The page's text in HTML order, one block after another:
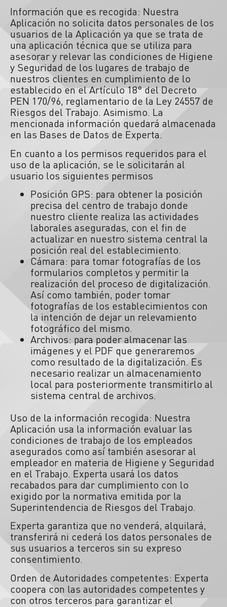
Información que es recogida: Nuestra
Aplicación no solicita datos personales de los
usuarios de la Aplicación ya que se trata de
una aplicación técnica que se utiliza para
asesorar y relevar las condiciones de Higiene
y Seguridad de los lugares de trabajo de
nuestros clientes en cumplimiento de lo
establecido en el Artículo 18° del Decreto
PEN 170/96, reglamentario de la Ley 24557 de
Riesgos del Trabajo. Asimismo. La
mencionada información quedará almacenada
en las Bases de Datos de Experta.
En cuanto a los permisos requeridos para el
uso de la aplicación, se le solicitarán al
usuario los siguientes permisos
Posición GPS: para obtener la posición
precisa del centro de trabajo donde
nuestro cliente realiza las actividades
laborales aseguradas, con el fin de
actualizar en nuestro sistema central la
posición real del establecimiento.
Cámara: para tomar fotografías de los
formularios completos y permitir la
realización del proceso de digitalización.
Así como también, poder tomar
fotografías de los establecimientos con
la intención de dejar un relevamiento
fotográfico del mismo.
Archivos: para poder almacenar las
imágenes y el PDF que generaremos
como resultado de la digitalización. Es
necesario realizar un almacenamiento
local para posteriormente transmitirlo al
sistema central de archivos.
Uso de la información recogida: Nuestra
Aplicación usa la información evaluar las
condiciones de trabajo de los empleados
asegurados como así también asesorar al
empleador en materia de Higiene y Seguridad
en el Trabajo. Experta usará los datos
recabados para dar cumplimiento con lo
exigido por la normativa emitida por la
Superintendencia de Riesgos del Trabajo.
Experta garantiza que no venderá, alquilará,
transferirá ni cederá los datos personales de
sus usuarios a terceros sin su expreso
consentimiento.
Orden de Autoridades competentes: Experta
coopera con las autoridades competentes y
con otros terceros para garantizar el